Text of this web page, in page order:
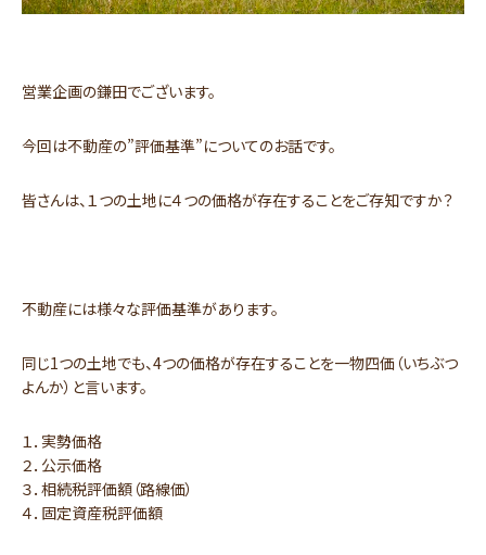
営業企画の鎌田でございます。
今回は不動産の”評価基準”についてのお話です。
皆さんは、１つの土地に４つの価格が存在することをご存知ですか？
不動産には様々な評価基準があります。
同じ1つの土地でも、4つの価格が存在することを一物四価（いちぶつ
よんか）と言います。
１．実勢価格
２．公示価格
３．相続税評価額（路線価）
４．固定資産税評価額